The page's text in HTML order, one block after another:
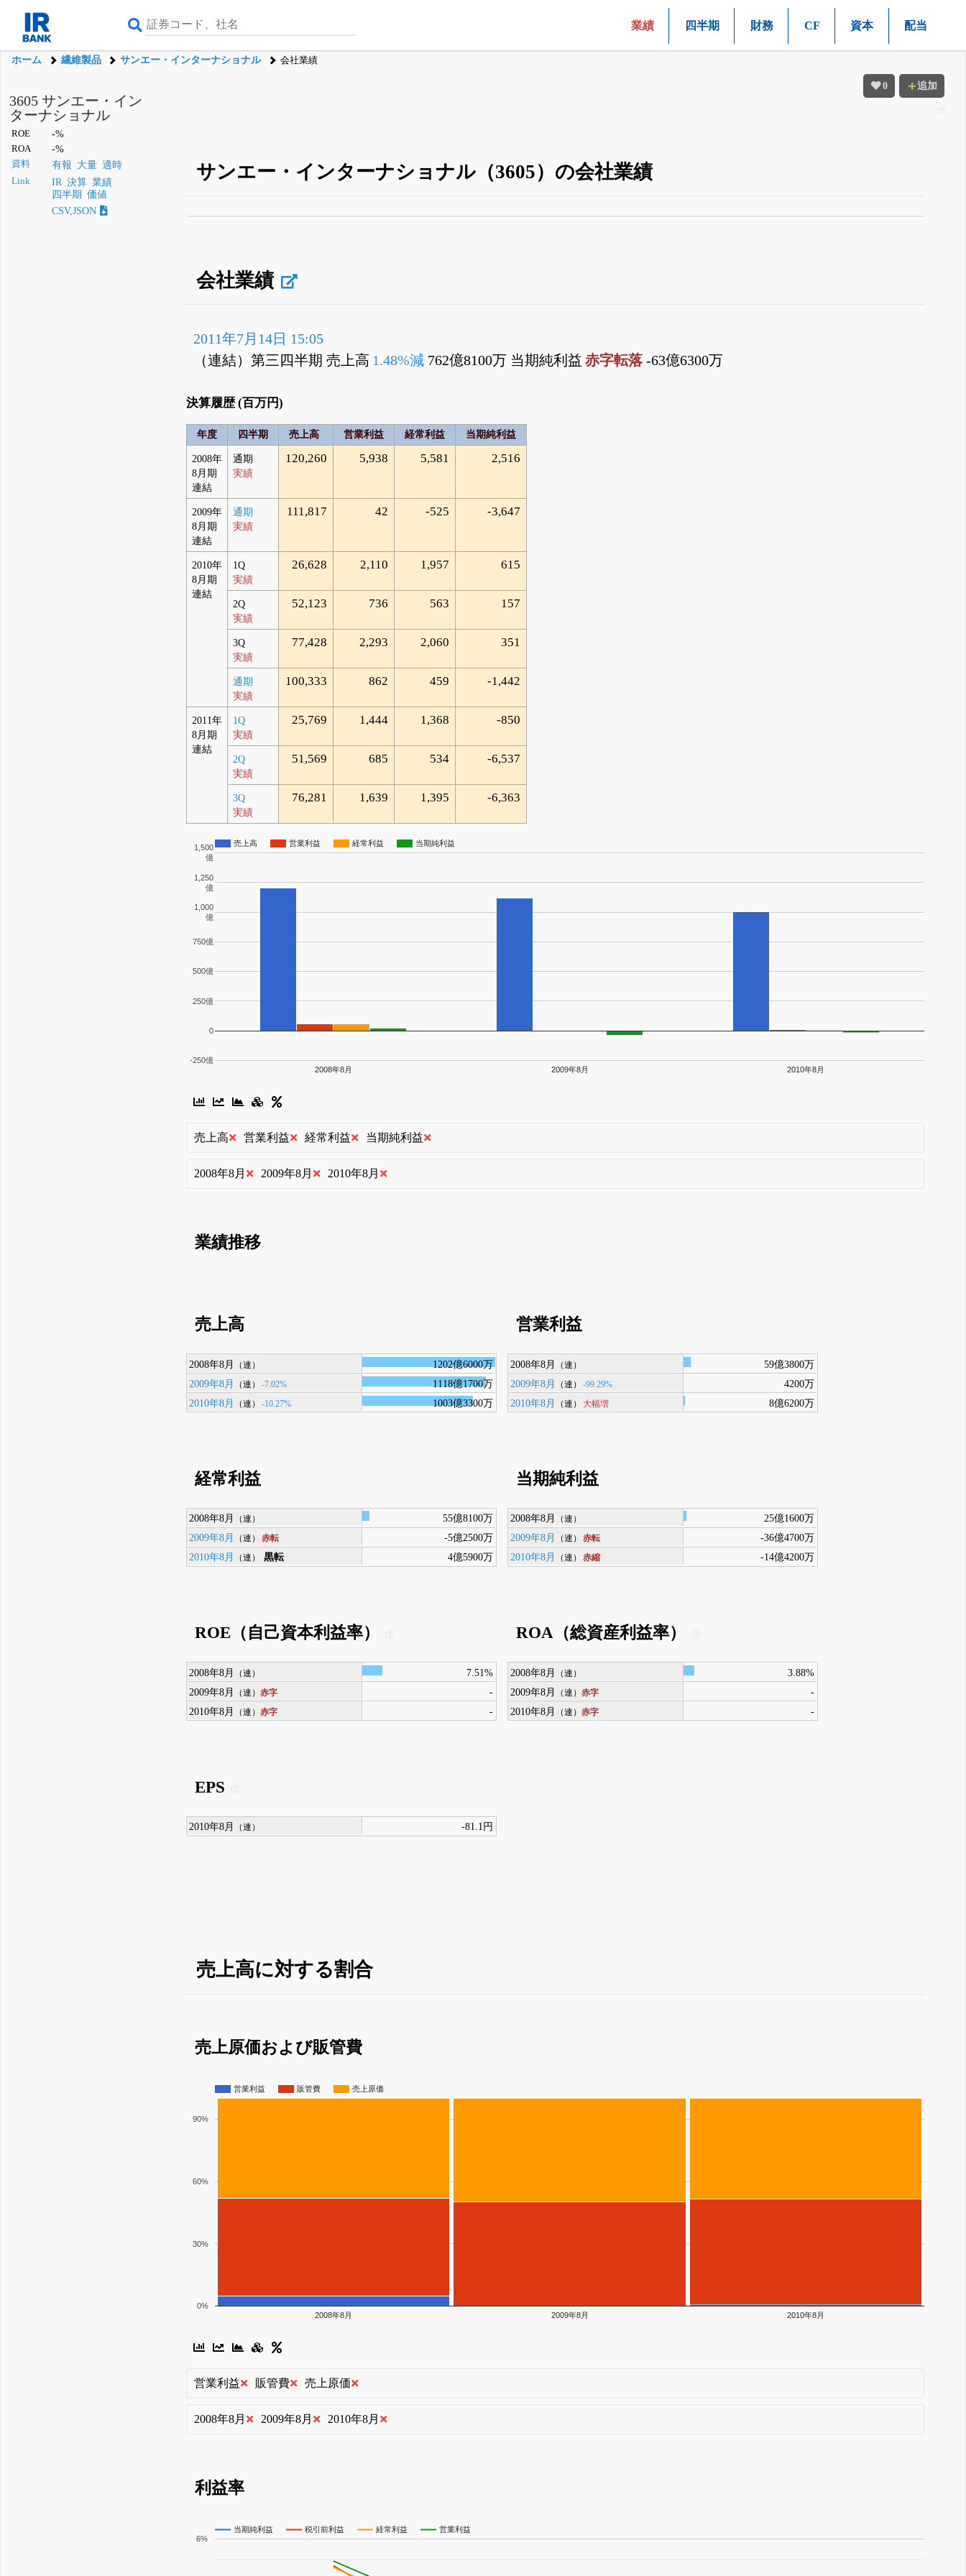
業績 四半期 財務 CF 資本 配当
ホーム 繊維製品 サンエー・インターナショナル 会社業績
0 追加
3605 サンエー・イン
ターナショナル
ROE -%
ROA -%
資料 有報 大量 適時
Link IR 決算 業績
四半期
価値
CSV,JSON
サンエー・インターナショナル（3605）の会社業績
登録すると永久30%OFFと米株版の先行利用も付きます
会社業績
2011年7月14日 15:05
（連結）第三四半期 売上高 1.48%減 762億8100万 当期純利益 赤字転落 -63億6300万
決算履歴 (百万円)
年度 四半期 売上高 営業利益 経常利益 当期純利益
2008年
8月期
連結
通期
実績
120,260 5,938 5,581 2,516
2009年
8月期
連結
通期
実績
111,817 42 -525 -3,647
2010年
8月期
連結
1Q
実績
26,628 2,110 1,957 615
2Q
実績
52,123 736 563 157
3Q
実績
77,428 2,293 2,060 351
通期
実績
100,333 862 459 -1,442
2011年
8月期
連結
1Q
実績
25,769 1,444 1,368 -850
2Q
実績
51,569 685 534 -6,537
3Q
実績
76,281 1,639 1,395 -6,363
売上高 営業利益 経常利益 当期純利益
2008年8月 2009年8月 2010年8月
-250億
0
250億
500億
750億
1,000
億
1,250
億
1,500
億
売上高 営業利益 経常利益 当期純利益
2008年8月 2009年8月 2010年8月
業績推移
売上高
2008年8月 （連）
1202億6000万
2009年8月
（連） -7.02%
1118億1700万
2010年8月
（連） -10.27% 1003億3300万
営業利益
2008年8月 （連）
59億3800万
2009年8月
（連） -99.29%
4200万
2010年8月
（連） 大幅増 8億6200万
経常利益
2008年8月 （連）
55億8100万
2009年8月
（連） 赤転
-5億2500万
2010年8月
（連） 黒転 4億5900万
当期純利益
2008年8月 （連）
25億1600万
2009年8月
（連） 赤転
-36億4700万
2010年8月
（連） 赤縮 -14億4200万
ROE（自己資本利益率）
2008年8月 （連）
7.51%
2009年8月
（連）赤字
-
2010年8月
（連）赤字 -
ROA（総資産利益率）
2008年8月 （連）
3.88%
2009年8月
（連）赤字
-
2010年8月
（連）赤字 -
EPS
2010年8月 （連） -81.1円
売上高に対する割合
売上原価および販管費
営業利益 販管費 売上原価
2008年8月 2009年8月 2010年8月
0%
30%
60%
90%
営業利益 販管費 売上原価
2008年8月 2009年8月 2010年8月
利益率
当期純利益 税引前利益 経常利益 営業利益
6%